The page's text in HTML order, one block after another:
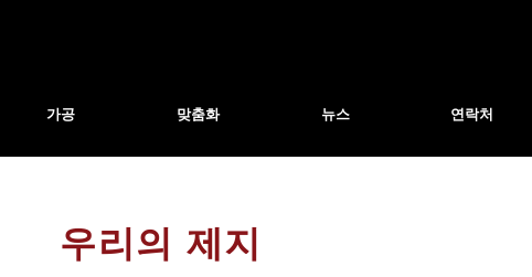
가공 맞춤화 뉴스 연락처
우리의 제지